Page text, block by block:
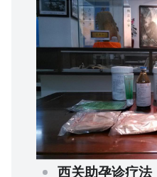
西关助孕诊疗法